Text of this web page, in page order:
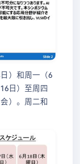
）和周一（6
日）至周四
）。周二和